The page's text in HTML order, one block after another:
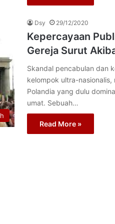
Dsy 29/12/2020
Kepercayaan
Gereja Surut
Skandal pencabulan dan
kelompok ultra-nasionalis,
Polandia yang dulu
umat. Sebuah…
Read More »